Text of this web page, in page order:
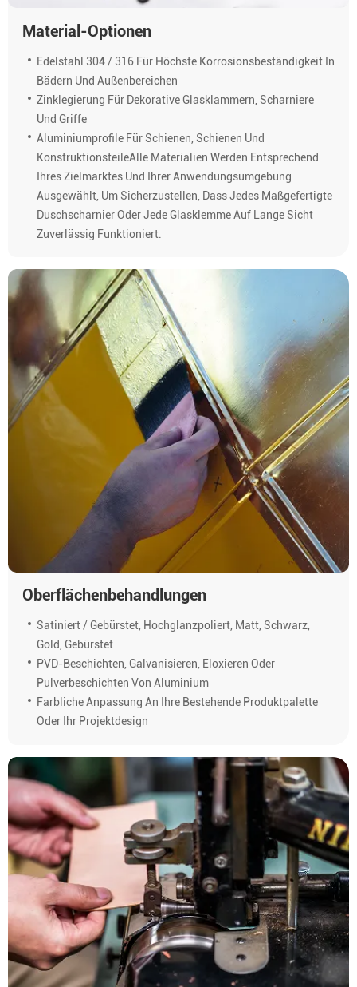
Material-Optionen
Edelstahl 304 / 316 Für Höchste Korrosionsbeständigkeit In
Bädern Und Außenbereichen
Zinklegierung Für Dekorative Glasklammern, Scharniere
Und Griffe
Aluminiumprofile Für Schienen, Schienen Und
KonstruktionsteileAlle Materialien Werden Entsprechend
Ihres Zielmarktes Und Ihrer Anwendungsumgebung
Ausgewählt, Um Sicherzustellen, Dass Jedes Maßgefertigte
Duschscharnier Oder Jede Glasklemme Auf Lange Sicht
Zuverlässig Funktioniert.
Oberflächenbehandlungen
Satiniert / Gebürstet, Hochglanzpoliert, Matt, Schwarz,
Gold, Gebürstet
PVD-Beschichten, Galvanisieren, Eloxieren Oder
Pulverbeschichten Von Aluminium
Farbliche Anpassung An Ihre Bestehende Produktpalette
Oder Ihr Projektdesign